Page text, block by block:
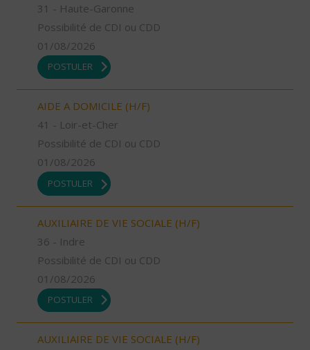
31 - Haute-Garonne
Possibilité de CDI ou CDD
01/08/2026
POSTULER
AIDE A DOMICILE (H/F)
41 - Loir-et-Cher
Possibilité de CDI ou CDD
01/08/2026
POSTULER
AUXILIAIRE DE VIE SOCIALE (H/F)
36 - Indre
Possibilité de CDI ou CDD
01/08/2026
POSTULER
AUXILIAIRE DE VIE SOCIALE (H/F)